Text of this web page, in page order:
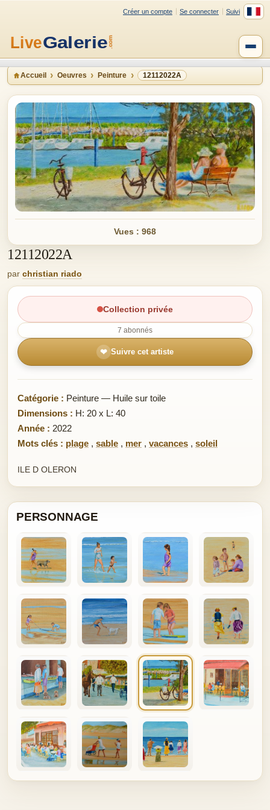
Créer un compte Se connecter Suivi
Accueil Oeuvres Peinture 12112022A
Vues : 968
12112022A
par christian riado
Collection privée
7 abonnés
❤ Suivre cet artiste
Catégorie : Peinture — Huile sur toile
Dimensions : H: 20 x L: 40
Année : 2022
Mots clés : plage , sable , mer , vacances , soleil
ILE D OLERON
PERSONNAGE